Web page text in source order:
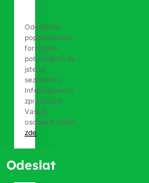
Odesláním
poptávkového
formuláře
potvrzujete, že
jste se
seznámili s
Informacemi o
zpracování
Vašich
osobních údajů
zde